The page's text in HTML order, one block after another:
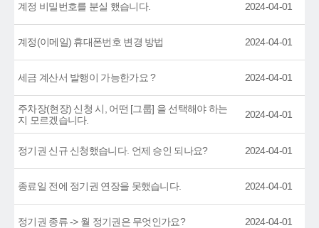
계정 비밀번호를 분실 했습니다. 2024-04-01
계정(이메일) 휴대폰번호 변경 방법 2024-04-01
세금 계산서 발행이 가능한가요 ? 2024-04-01
주차장(현장) 신청 시, 어떤 [그룹] 을 선택해야 하는
지 모르겠습니다.
2024-04-01
정기권 신규 신청했습니다. 언제 승인 되나요? 2024-04-01
종료일 전에 정기권 연장을 못했습니다. 2024-04-01
정기권 종류 -> 월 정기권은 무엇인가요? 2024-04-01